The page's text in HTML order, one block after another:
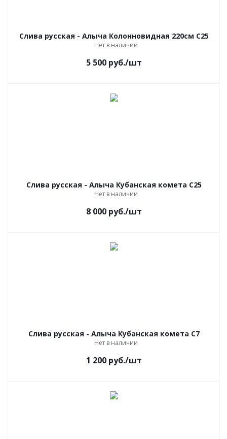
Слива русская - Алыча Колонновидная 220см С25
Нет в наличии
5 500 руб./шт
Слива русская - Алыча Кубанская комета С25
Нет в наличии
8 000 руб./шт
Слива русская - Алыча Кубанская комета С7
Нет в наличии
1 200 руб./шт